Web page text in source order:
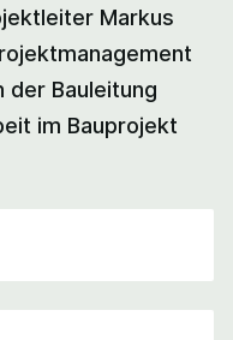
Markus
der Bauleitung
im Bauprojekt